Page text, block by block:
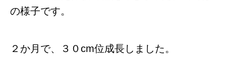
の様子です。
２か月で、３０cm位成長しました。